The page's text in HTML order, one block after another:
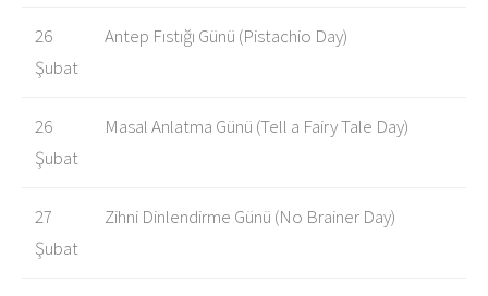
26
Şubat
Antep Fıstığı Günü (Pistachio Day)
26
Şubat
Masal Anlatma Günü (Tell a Fairy Tale Day)
27
Şubat
Zihni Dinlendirme Günü (No Brainer Day)